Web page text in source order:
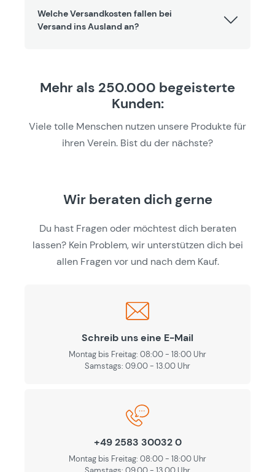
Welche Versandkosten fallen bei
Versand ins Ausland an?
Mehr als 250.000 begeisterte
Kunden:
Viele tolle Menschen nutzen unsere Produkte für
ihren Verein. Bist du der nächste?
Wir beraten dich gerne
Du hast Fragen oder möchtest dich beraten
lassen? Kein Problem, wir unterstützen dich bei
allen Fragen vor und nach dem Kauf.
Schreib uns eine E-Mail
Montag bis Freitag: 08:00 - 18:00 Uhr
Samstags: 09.00 - 13.00 Uhr
+49 2583 30032 0
Montag bis Freitag: 08:00 - 18:00 Uhr